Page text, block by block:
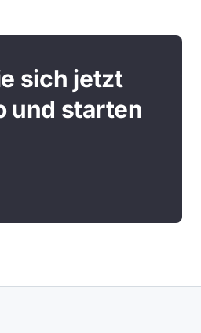
sich jetzt
und starten